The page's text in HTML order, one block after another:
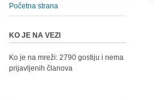
Početna strana
KO JE NA VEZI
Ko je na mreži: 2790 gostiju i nema
prijavljenih članova